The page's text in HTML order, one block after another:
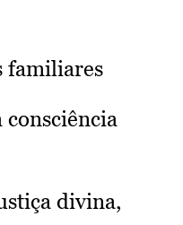
familiares
consciência
divina,